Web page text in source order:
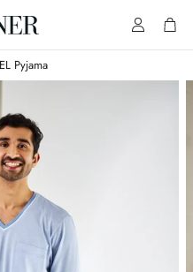
AccountCart
Pyjama